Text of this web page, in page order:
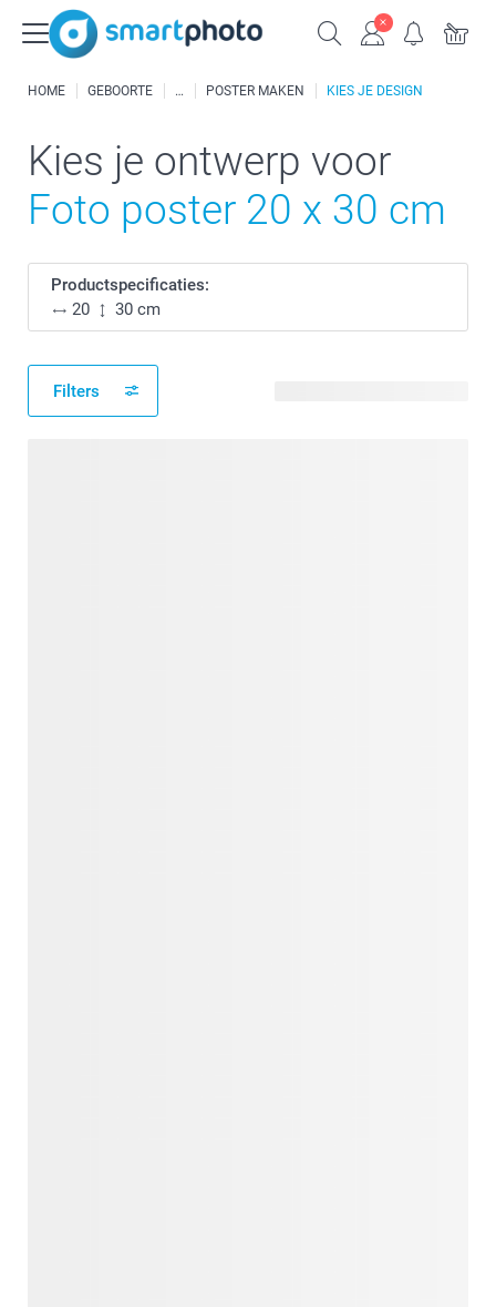
HOME GEBOORTE POSTER MAKEN KIES JE DESIGN
Kies je ontwerp voor
Foto poster 20 x 30 cm
Productspecificaties:
20
30 cm
Filters